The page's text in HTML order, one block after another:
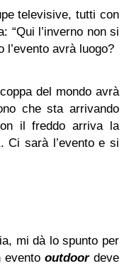
televisive, tutti con
“Qui l’inverno non si
l’evento avrà luogo?
del mondo avrà
che sta arrivando
il freddo arriva la
Ci sarà l’evento e si
mi dà lo spunto per
evento outdoordeve